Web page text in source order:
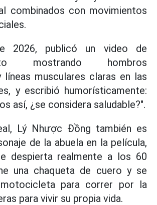
combinados con movimientos
2026, publicó un video de
mostrando hombros
musculares claras en las
y escribió humorísticamente:
así, ¿se considera saludable?".
Lý Nhược Đồng también es
de la abuela en la película,
despierta realmente a los 60
una chaqueta de cuero y se
para correr por la
para vivir su propia vida.